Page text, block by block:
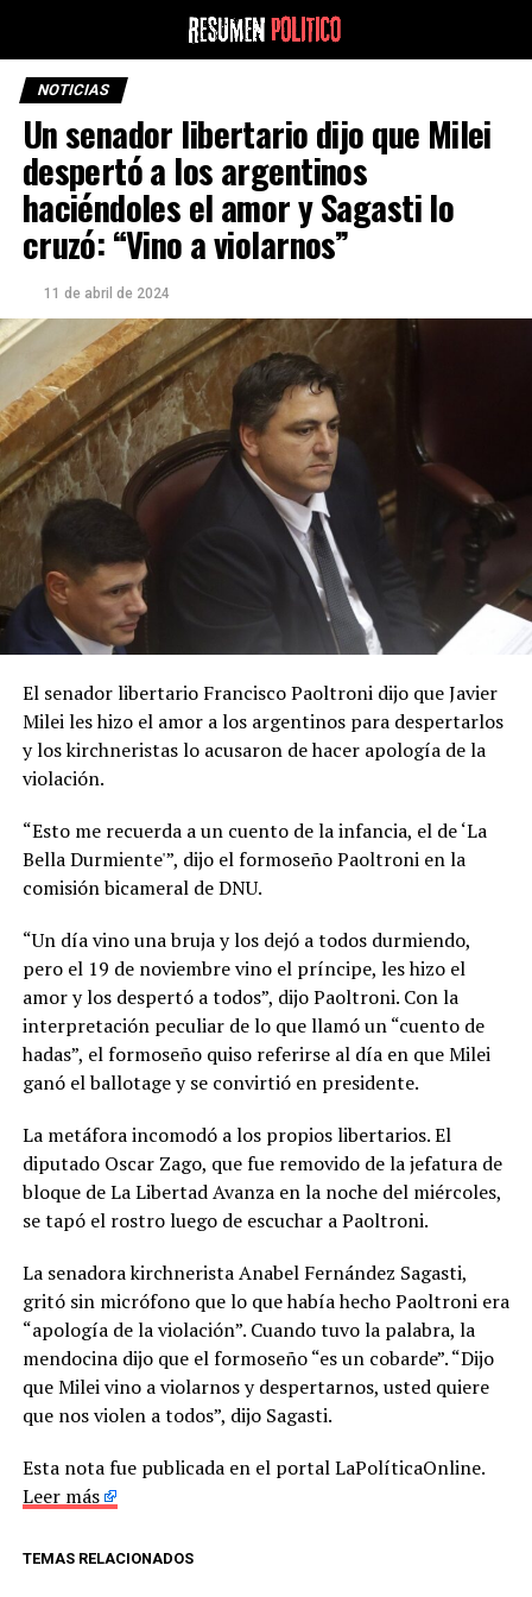
NOTICIAS
Un senador libertario dijo que Milei
despertó a los argentinos
haciéndoles el amor y Sagasti lo
cruzó: “Vino a violarnos”
11 de abril de 2024
El senador libertario Francisco Paoltroni dijo que Javier
Milei les hizo el amor a los argentinos para despertarlos
y los kirchneristas lo acusaron de hacer apología de la
violación.
“Esto me recuerda a un cuento de la infancia, el de ‘La
Bella Durmiente'”, dijo el formoseño Paoltroni en la
comisión bicameral de DNU.
“Un día vino una bruja y los dejó a todos durmiendo,
pero el 19 de noviembre vino el príncipe, les hizo el
amor y los despertó a todos”, dijo Paoltroni. Con la
interpretación peculiar de lo que llamó un “cuento de
hadas”, el formoseño quiso referirse al día en que Milei
ganó el ballotage y se convirtió en presidente.
La metáfora incomodó a los propios libertarios. El
diputado Oscar Zago, que fue removido de la jefatura de
bloque de La Libertad Avanza en la noche del miércoles,
se tapó el rostro luego de escuchar a Paoltroni.
La senadora kirchnerista Anabel Fernández Sagasti,
gritó sin micrófono que lo que había hecho Paoltroni era
“apología de la violación”. Cuando tuvo la palabra, la
mendocina dijo que el formoseño “es un cobarde”. “Dijo
que Milei vino a violarnos y despertarnos, usted quiere
que nos violen a todos”, dijo Sagasti.
Esta nota fue publicada en el portal LaPolíticaOnline.
Leer más
TEMAS RELACIONADOS